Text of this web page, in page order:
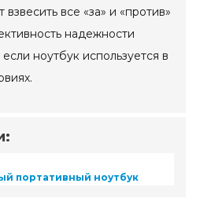
все «за» и «против»
надежности
ноутбук используется в
портативный ноутбук